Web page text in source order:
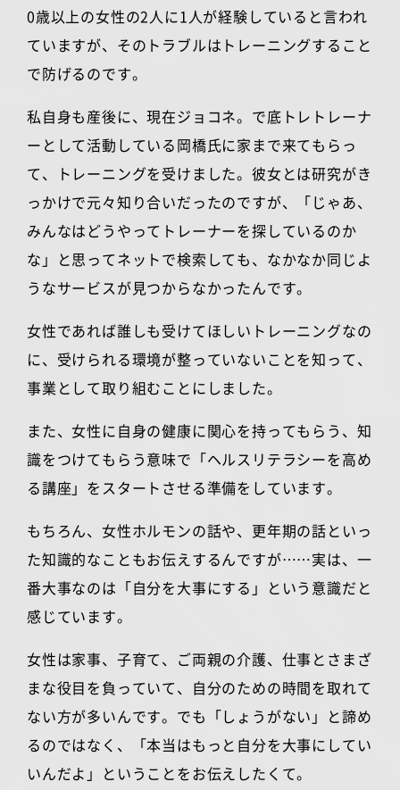
0歳以上の女性の2 人に1 人が経験していると言われ
ていますが、そのトラブルはトレーニングすること
で防げるのです。
私自身も産後に、現在ジョコネ。で底トレトレーナ
ーとして活動している岡橋氏に家まで来てもらっ
て、トレーニングを受けました。彼女とは研究がき
っかけで元々知り合いだったのですが、「じゃあ、
みんなはどうやってトレーナーを探しているのか
な」と思ってネットで検索しても、なかなか同じよ
うなサービスが見つからなかったんです。
女性であれば誰しも受けてほしいトレーニングなの
に、受けられる環境が整っていないことを知って、
事業として取り組むことにしました。
また、女性に自身の健康に関心を持ってもらう、知
識をつけてもらう意味で「ヘルスリテラシーを高め
る講座」をスタートさせる準備をしています。
もちろん、女性ホルモンの話や、更年期の話といっ
た知識的なこともお伝えするんですが……実は、一
番大事なのは「自分を大事にする」という意識だと
感じています。
女性は家事、子育て、ご両親の介護、仕事とさまざ
まな役目を負っていて、自分のための時間を取れて
ない方が多いんです。でも「しょうがない」と諦め
るのではなく、「本当はもっと自分を大事にしてい
いんだよ」ということをお伝えしたくて。